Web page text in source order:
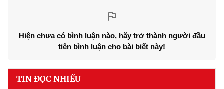
Hiện chưa có bình luận nào, hãy trở thành người đầu
tiên bình luận cho bài biết này!
TIN ĐỌC NHIỀU